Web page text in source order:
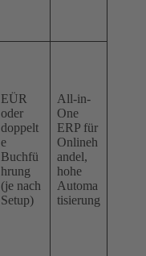
EÜR
oder
doppelt
e
Buchfü
hrung
(je nach
Setup)
All-in-
One
ERP für
Onlineh
andel,
hohe
Automa
tisierung